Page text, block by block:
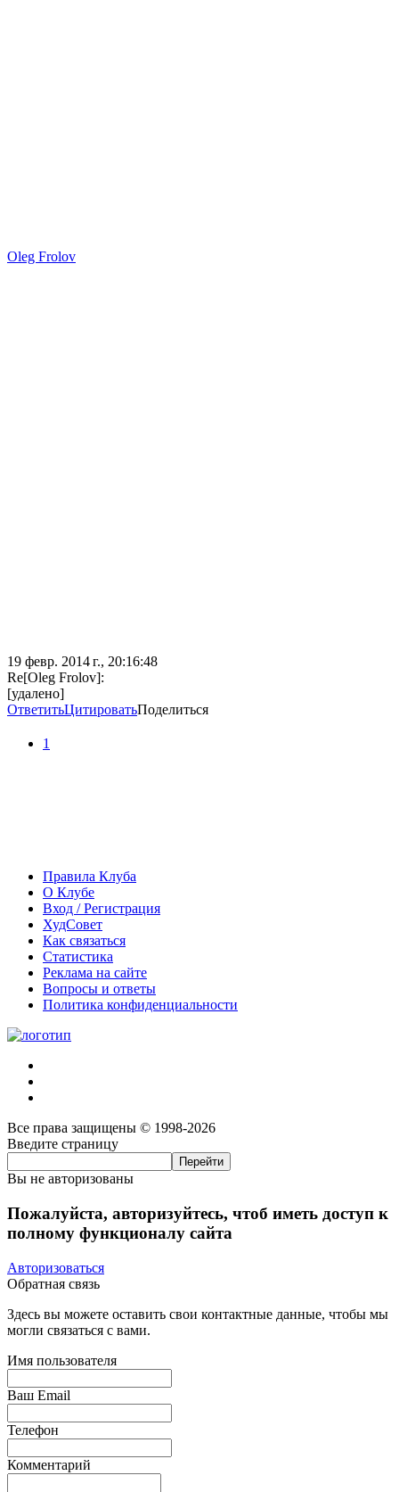
Oleg Frolov
19 февр. 2014 г., 20:16:48
Re[Oleg Frolov]:
[удалено]
ОтветитьЦитироватьПоделиться
1
Правила Клуба
О Клубе
Вход / Регистрация
ХудСовет
Как связаться
Статистика
Реклама на сайте
Вопросы и ответы
Политика конфиденциальности
Все права защищены © 1998-2026
Введите страницу
Вы не авторизованы
Пожалуйста, авторизуйтесь, чтоб иметь доступ к
полному функционалу сайта
Авторизоваться
Обратная связь
Здесь вы можете оставить свои контактные данные, чтобы мы
могли связаться с вами.
Имя пользователя
Ваш Email
Телефон
Комментарий